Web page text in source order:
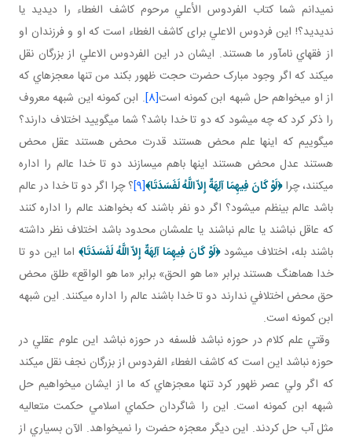
نمي دانم شما کتاب الفردوس الأعلي مرحوم کاشف الغطاء را ديديد يا
نديديد؟! اين فردوس الاعلي برای کاشف الغطاء است که او و فرزندان او
از فقهاي نام آور ما هستند. ايشان در اين الفردوس الاعلي از بزرگان نقل
مي کند که اگر وجود مبارک حضرت حجت ظهور بکند من تنها معجزه اي که
از او مي خواهم حل شبهه ابن کمونه است[8] . ابن کمونه اين شبهه معروف
را ذکر کرد که چه مي شود که دو تا خدا باشد؟ شما مي گوييد اختلاف دارند؟
مي گوييم که اينها علم محض هستند قدرت محض هستند عقل محض
هستند عدل محض هستند اينها باهم مي سازند دو تا خدا عالم را اداره
مي کنند، چرا﴿لَوْ كَانَ فِيهِمَا آلِهَةٌ إِلاّ اللَّهُ لَفَسَدَتَا﴾[9] ؟ چرا اگر دو تا خدا در عالم
باشد عالم بي نظم مي شود؟ اگر دو نفر باشند که بخواهند عالم را اداره کنند
که عاقل نباشند يا عالم نباشند يا علمشان محدود باشد اختلاف نظر داشته
باشند بله، اختلاف مي شود﴿لَوْ كَانَ فِيهِمَا آلِهَةٌ إِلاّ اللَّهُ لَفَسَدَتَا﴾ اما اين دو تا
خدا هماهنگ هستند برابر «ما هو الحق» برابر «ما هو الواقع» طلق محض
حق محض اختلافي ندارند دو تا خدا باشند عالم را اداره می­کنند. اين شبهه
ابن کمونه است.
وقتي علم کلام در حوزه نباشد فلسفه در حوزه نباشد اين علوم عقلي در
حوزه نباشد اين است که کاشف الغطاء الفردوس از بزرگان نجف نقل مي کند
که اگر ولي عصر ظهور کرد تنها معجزه اي که ما از ايشان مي خواهيم حل
شبهه ابن کمونه است. اين را شاگردان حکماي اسلامي حکمت متعاليه
مثل آب حل کردند. اين ديگر معجزه حضرت را نمي خواهد. الآن بسياري از